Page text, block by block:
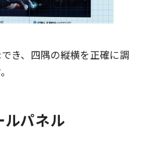
き、四隅の縦横を正確に調
ルパネル